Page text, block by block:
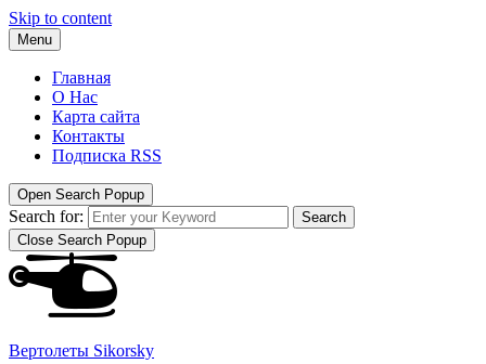
Skip to content
Menu
Главная
О Нас
Карта сайта
Контакты
Подписка RSS
Open Search Popup
Search for:
Search
Close Search Popup
Вертолеты Sikorsky